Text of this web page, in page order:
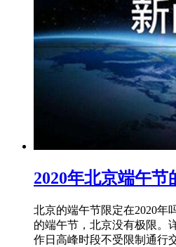
2020年北京端午节
北京的端午节限定在2020年
的端午节，北京没有极限。
作日高峰时段不受限制通行